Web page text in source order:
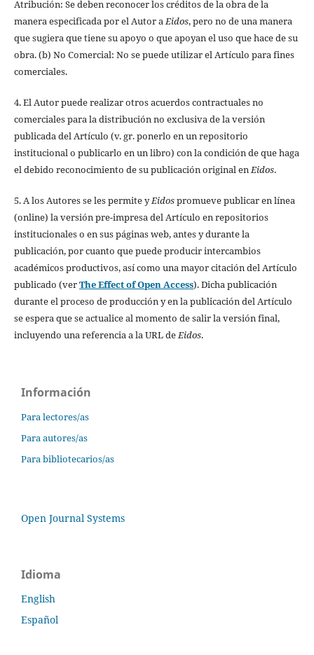
Atribución: Se deben reconocer los créditos de la obra de la
manera especificada por el Autor aEidos, pero no de una manera
que sugiera que tiene su apoyo o que apoyan el uso que hace de su
obra. (b) No Comercial: No se puede utilizar el Artículo para fines
comerciales.
4. El Autor puede realizar otros acuerdos contractuales no
comerciales para la distribución no exclusiva de la versión
publicada del Artículo (v. gr. ponerlo en un repositorio
institucional o publicarlo en un libro) con la condición de que haga
el debido reconocimiento de su publicación original enEidos.
5. A los Autores se les permite yEidospromueve publicar en línea
(online) la versión pre-impresa del Artículo en repositorios
institucionales o en sus páginas web, antes y durante la
publicación, por cuanto que puede producir intercambios
académicos productivos, así como una mayor citación del Artículo
publicado (verThe Effect of Open Access). Dicha publicación
durante el proceso de producción y en la publicación del Artículo
se espera que se actualice al momento de salir la versión final,
incluyendo una referencia a la URL deEidos.
Información
Para lectores/as
Para autores/as
Para bibliotecarios/as
Open Journal Systems
Idioma
English
Español